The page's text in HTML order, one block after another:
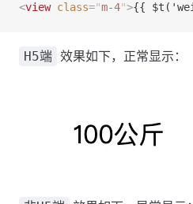
<view class="m-4">{{
H5端 效果如下，正常显示：